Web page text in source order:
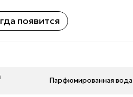
появится
Парфюмированная вода